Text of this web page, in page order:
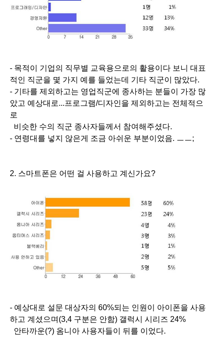
- 목적이 기업의 직무별 교육용으로의 활용이다 보니 대표
적인 직군을 몇 가지 예를 들었는데 기타 직군이 많았다.
- 기타를 제외하고는 영업직군에 종사하는 분들이 가장 많
았고 예상대로...프로그램/디자인을 제외하고는 전체적으
로
비슷한 수의 직군 종사자들께서 참여해주셨다.
- 연령대를 넣지 않은게 조금 아쉬운 부분이었음. ㅡㅡ;
2. 스마트폰은 어떤 걸 사용하고 계신가요?
- 예상대로 설문 대상자의 60%되는 인원이 아이폰을 사용
하고 계셨으며(3,4 구분은 안함) 갤럭시 시리즈 24%
안타까운(?) 옴니아 사용자들이 뒤를 이었다.